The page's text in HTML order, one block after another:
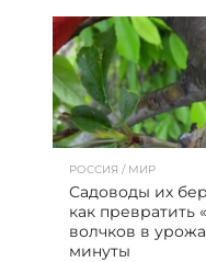
РОССИЯ / МИР
Садоводы их
как превратить
волчков в
минуты